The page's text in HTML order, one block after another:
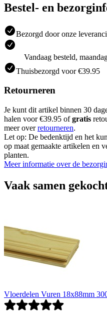
Bestel- en
Bezorgd door onze
Vandaag besteld,
Thuisbezorgd voor €39.95
Retourneren
Je kunt dit artikel binnen 30
halen voor €39.95 ofgratis
meer overretourneren.
Let op: De bedenktijd en het
op maat gemaakte artikelen en
planten.
Meer informatie over de
Vaak samen
Vloerdelen Vuren 18x88mm